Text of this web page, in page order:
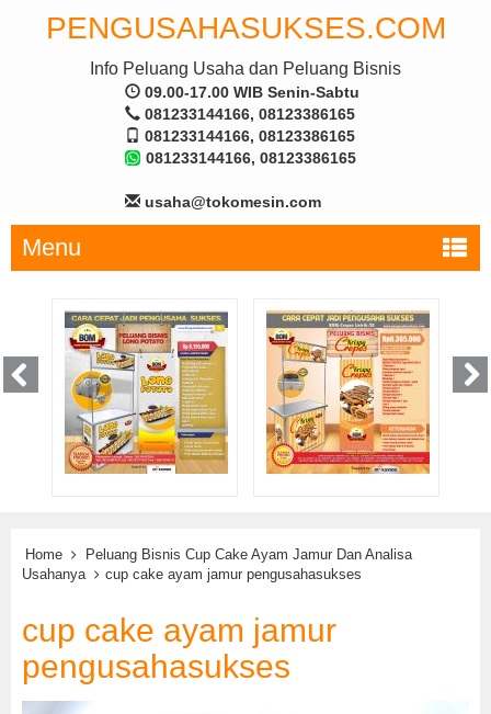
PENGUSAHASUKSES.COM
Info Peluang Usaha dan Peluang Bisnis
09.00-17.00 WIB Senin-Sabtu
081233144166, 08123386165
081233144166, 08123386165
081233144166, 08123386165
usaha@tokomesin.com
Menu
Home
Peluang Bisnis Cup Cake Ayam Jamur Dan Analisa
Usahanya
cup cake ayam jamur pengusahasukses
cup cake ayam jamur
pengusahasukses